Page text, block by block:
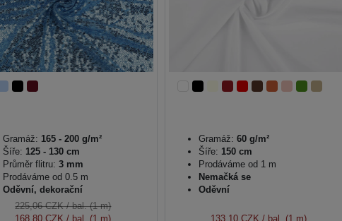
Gramáž: 165 - 200 g/m²
Šíře: 125 - 130 cm
Průměr flitru: 3 mm
Prodáváme od 0.5 m
Oděvní, dekorační
225,06 CZK/ bal. (1 m)
168,80 CZK / bal. (1 m)
Gramáž: 60 g/m²
Šíře: 150 cm
Prodáváme od 1 m
Nemačká se
Oděvní
133,10 CZK / bal. (1 m)